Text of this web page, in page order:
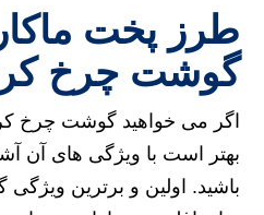
طرز پخت
گوشت چرخ
اگر می خواهید گوشت چرخ
بهتر است با ویژگی های آن
باشید. اولین و برترین